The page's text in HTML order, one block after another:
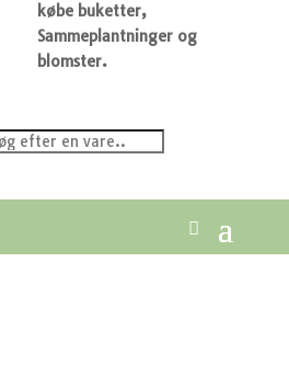
købe buketter,
Sammeplantninger og
blomster.